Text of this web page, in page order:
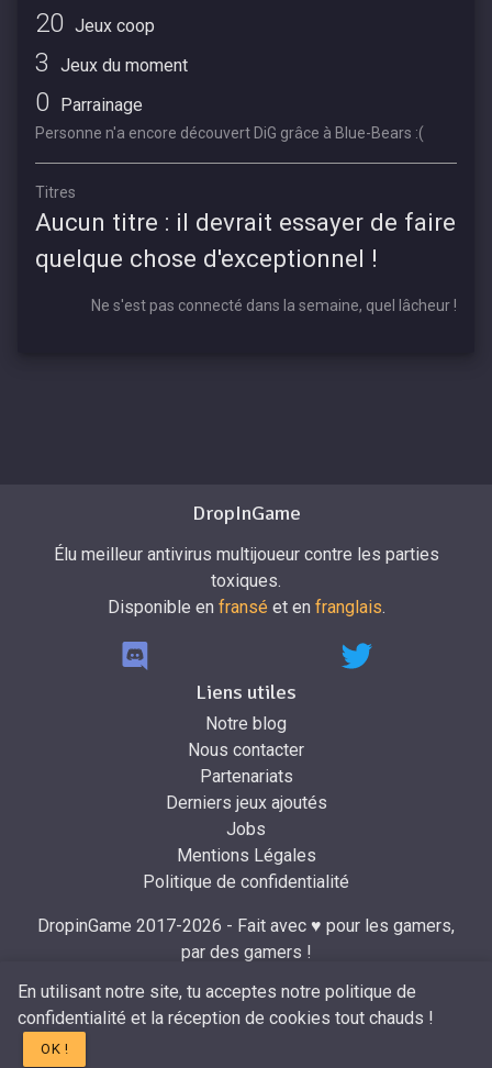
20 Jeux coop
3 Jeux du moment
0 Parrainage
Personne n'a encore découvert DiG grâce à Blue-Bears :(
Titres
Aucun titre : il devrait essayer de faire
quelque chose d'exceptionnel !
Ne s'est pas connecté dans la semaine, quel lâcheur !
En utilisant notre site, tu acceptes notre politique de
confidentialité et la réception de cookies tout chauds !
OK !
DropInGame
Élu meilleur antivirus multijoueur contre les parties
toxiques.
Disponible en fransé et en franglais.
Liens utiles
Notre blog
Nous contacter
Partenariats
Derniers jeux ajoutés
Jobs
Mentions Légales
Politique de confidentialité
DropinGame 2017-2026 - Fait avec ♥ pour les gamers,
par des gamers !